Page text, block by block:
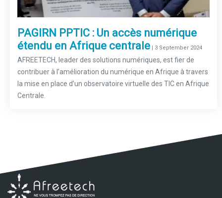
PAGIRN PPTIC : Un accès numérique
étendu en Afrique centrale | 3 September 2024
AFREETECH, leader des solutions numériques, est fier de
contribuer à l’amélioration du numérique en Afrique à travers
la mise en place d’un observatoire virtuelle des TIC en Afrique
Centrale.